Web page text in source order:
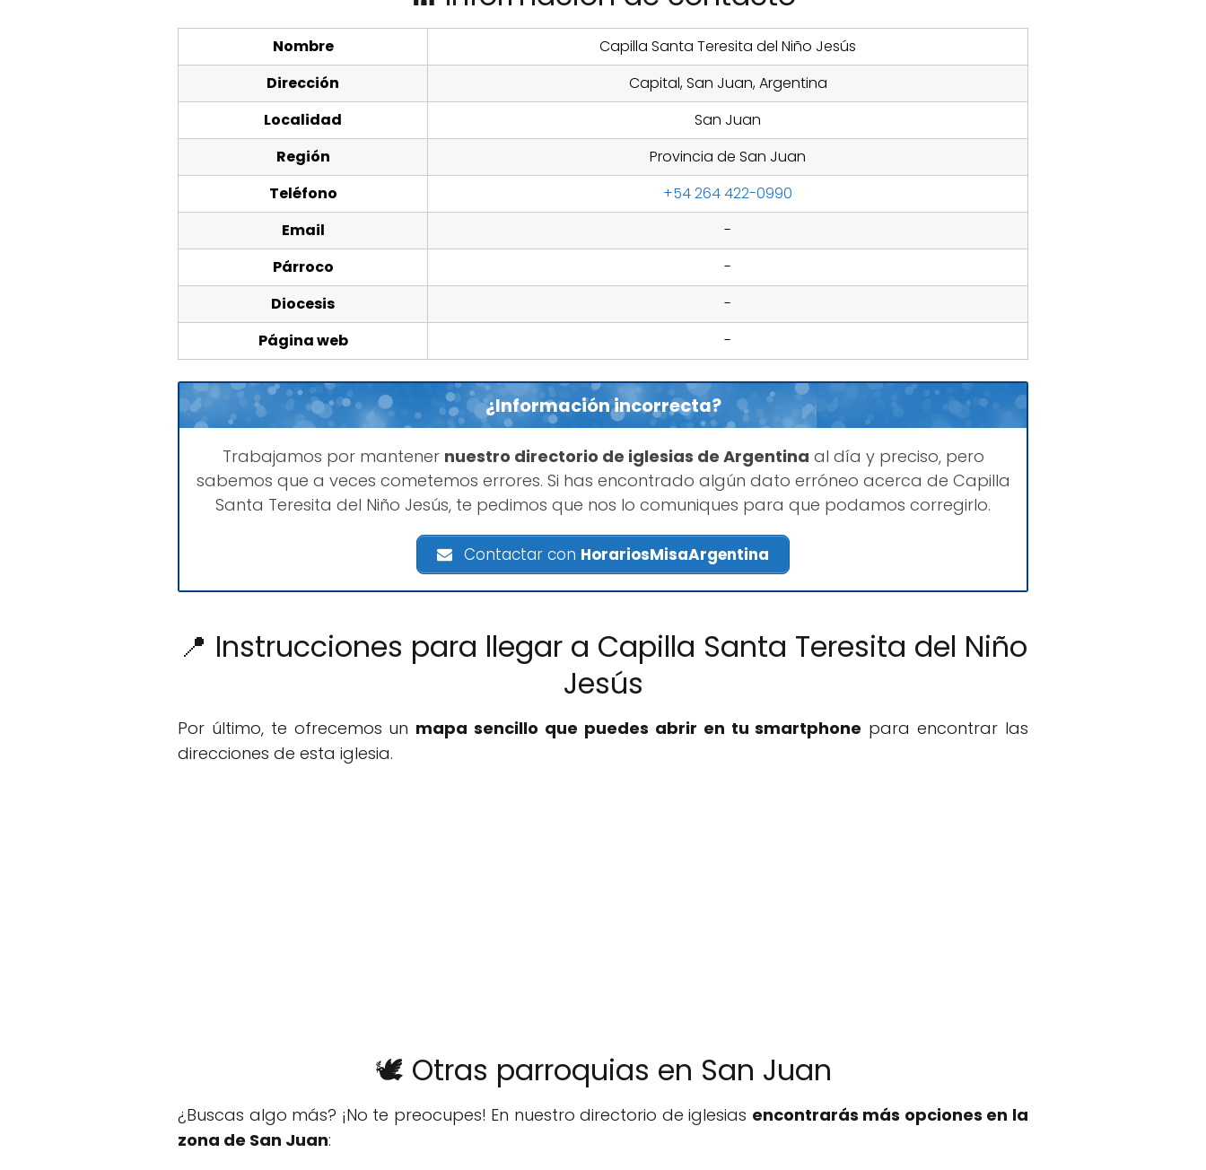
Nombre
Capilla Santa Teresita del Niño Jesús
Dirección
Capital, San Juan, Argentina
Localidad
San Juan
Región
Provincia de San Juan
Teléfono
+54 264 422-0990
Email
-
Párroco
-
Diocesis
-
Página web
-
¿Información incorrecta?
Trabajamos por mantener nuestro directorio de iglesias de Argentina al día y preciso, pero
sabemos que a veces cometemos errores. Si has encontrado algún dato erróneo acerca de Capilla
Santa Teresita del Niño Jesús, te pedimos que nos lo comuniques para que podamos corregirlo.
Contactar con HorariosMisaArgentina
📍 Instrucciones para llegar a Capilla Santa Teresita del Niño
Jesús
Por último, te ofrecemos un mapa sencillo que puedes abrir en tu smartphone para encontrar las
direcciones de esta iglesia.
🕊️ Otras parroquias en San Juan
¿Buscas algo más? ¡No te preocupes! En nuestro directorio de iglesias encontrarás más opciones en la
zona de San Juan: